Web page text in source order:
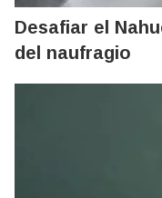
Desafiar el
del naufragio